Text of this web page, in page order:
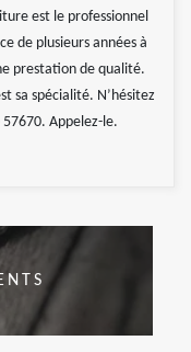
est le professionnel
de plusieurs années à
prestation de qualité.
sa spécialité. N’hésitez
Appelez-le.